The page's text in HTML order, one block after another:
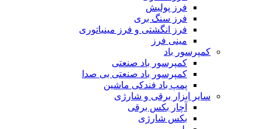
فرز پولیش
فرز سنگ بری
فرز انگشتی و فرز مینیاتوری
مینی فرز
کمپرسور باد
کمپرسور باد صنعتی
کمپرسور باد صنعتی بی صدا
پمپ باد فندکی ماشین
سایر ابزار برقی و شارژی
آچار بکس برقی
بکس شارژی